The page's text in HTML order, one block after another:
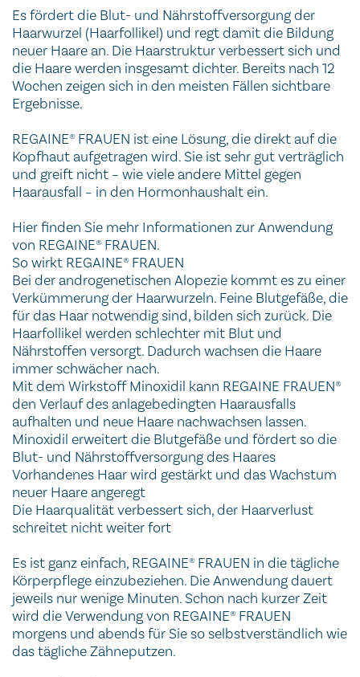
Es fördert die Blut- und Nährstoffversorgung der
Haarwurzel (Haarfollikel) und regt damit die Bildung
neuer Haare an. Die Haarstruktur verbessert sich und
die Haare werden insgesamt dichter. Bereits nach 12
Wochen zeigen sich in den meisten Fällen sichtbare
Ergebnisse.
REGAINE® FRAUEN ist eine Lösung, die direkt auf die
Kopfhaut aufgetragen wird. Sie ist sehr gut verträglich
und greift nicht – wie viele andere Mittel gegen
Haarausfall – in den Hormonhaushalt ein.
Hier finden Sie mehr Informationen zur Anwendung
von REGAINE® FRAUEN.
So wirkt REGAINE® FRAUEN
Bei der androgenetischen Alopezie kommt es zu einer
Verkümmerung der Haarwurzeln. Feine Blutgefäße, die
für das Haar notwendig sind, bilden sich zurück. Die
Haarfollikel werden schlechter mit Blut und
Nährstoffen versorgt. Dadurch wachsen die Haare
immer schwächer nach.
Mit dem Wirkstoff Minoxidil kann REGAINE FRAUEN®
den Verlauf des anlagebedingten Haarausfalls
aufhalten und neue Haare nachwachsen lassen.
Minoxidil erweitert die Blutgefäße und fördert so die
Blut- und Nährstoffversorgung des Haares
Vorhandenes Haar wird gestärkt und das Wachstum
neuer Haare angeregt
Die Haarqualität verbessert sich, der Haarverlust
schreitet nicht weiter fort
Es ist ganz einfach, REGAINE® FRAUEN in die tägliche
Körperpflege einzubeziehen. Die Anwendung dauert
jeweils nur wenige Minuten. Schon nach kurzer Zeit
wird die Verwendung von REGAINE® FRAUEN
morgens und abends für Sie so selbstverständlich wie
das tägliche Zähneputzen.